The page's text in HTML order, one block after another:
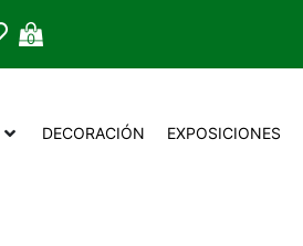
0
DECORACIÓN EXPOSICIONES